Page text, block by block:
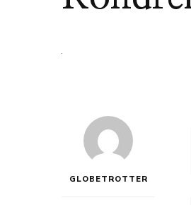
GLOBETROTTER